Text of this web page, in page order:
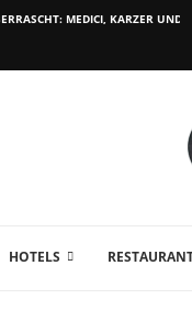
MEDICI, KARZER UND
HOTELS